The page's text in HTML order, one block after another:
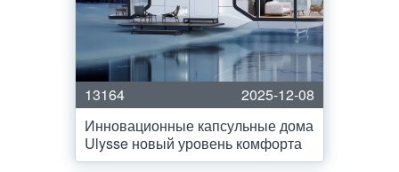
13164
2025-12-08
Инновационные капсульные дома
Ulysse новый уровень комфорта